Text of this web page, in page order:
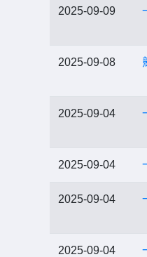
2025-09-09
2025-09-08
2025-09-04
2025-09-04
2025-09-04
2025-09-04